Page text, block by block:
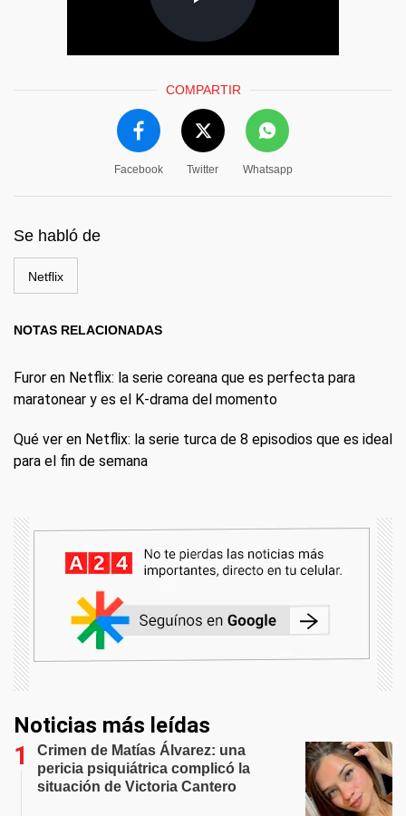
COMPARTIR
Facebook Twitter Whatsapp
Se habló de
Netflix
NOTAS RELACIONADAS
Furor en Netflix: la serie coreana que es perfecta para
maratonear y es el K-drama del momento
Qué ver en Netflix: la serie turca de 8 episodios que es ideal
para el fin de semana
Noticias más leídas
Crimen de Matías Álvarez: una
pericia psiquiátrica complicó la
situación de Victoria Cantero